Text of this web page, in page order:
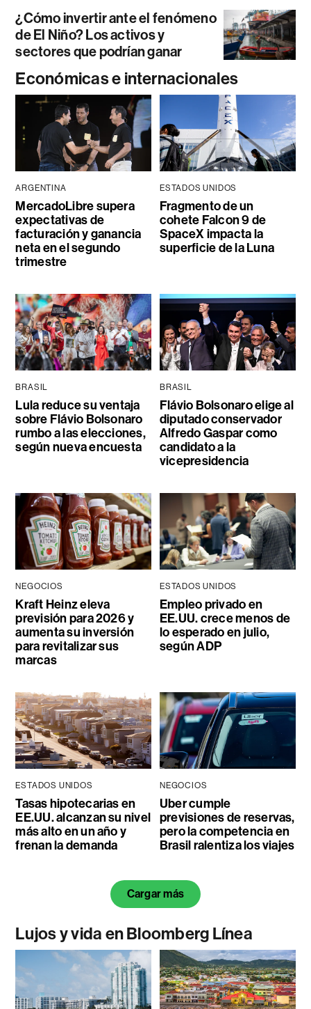
¿Cómo invertir ante el fenómeno
de El Niño? Los activos y
sectores que podrían ganar
Económicas e internacionales
ARGENTINA
MercadoLibre supera
expectativas de
facturación y ganancia
neta en el segundo
trimestre
ESTADOS UNIDOS
Fragmento de un
cohete Falcon 9 de
SpaceX impacta la
superficie de la Luna
BRASIL
Lula reduce su ventaja
sobre Flávio Bolsonaro
rumbo a las elecciones,
según nueva encuesta
BRASIL
Flávio Bolsonaro elige al
diputado conservador
Alfredo Gaspar como
candidato a la
vicepresidencia
NEGOCIOS
Kraft Heinz eleva
previsión para 2026 y
aumenta su inversión
para revitalizar sus
marcas
ESTADOS UNIDOS
Empleo privado en
EE.UU. crece menos de
lo esperado en julio,
según ADP
ESTADOS UNIDOS
Tasas hipotecarias en
EE.UU. alcanzan su nivel
más alto en un año y
frenan la demanda
NEGOCIOS
Uber cumple
previsiones de reservas,
pero la competencia en
Brasil ralentiza los viajes
Cargar más
Lujos y vida en Bloomberg Línea